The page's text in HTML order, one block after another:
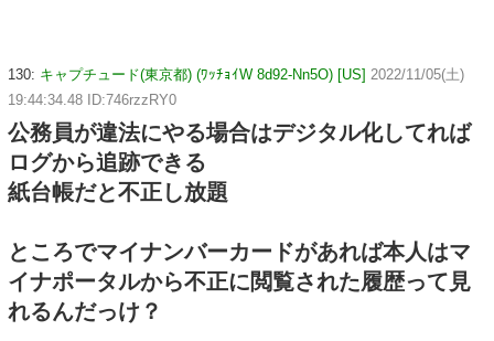
130: キャプチュード(東京都) (ﾜｯﾁｮｲW 8d92-Nn5O) [US] 2022/11/05(土)
19:44:34.48 ID:746rzzRY0
公務員が違法にやる場合はデジタル化してれば
ログから追跡できる
紙台帳だと不正し放題
ところでマイナンバーカードがあれば本人はマ
イナポータルから不正に閲覧された履歴って見
れるんだっけ？